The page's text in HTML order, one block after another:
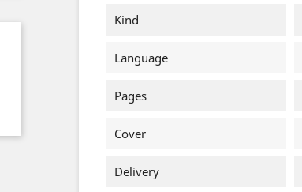
Kind
Language
Pages
Cover
Delivery